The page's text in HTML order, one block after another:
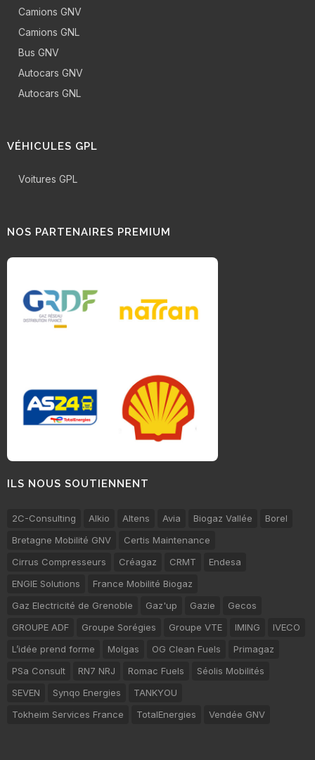
Camions GNV
Camions GNL
Bus GNV
Autocars GNV
Autocars GNL
VÉHICULES GPL
Voitures GPL
NOS PARTENAIRES PREMIUM
ILS NOUS SOUTIENNENT
2C-Consulting Alkio Altens Avia Biogaz Vallée
Borel
Bretagne Mobilité GNV
Certis Maintenance
Cirrus Compresseurs
Créagaz CRMT
Endesa
ENGIE Solutions
France Mobilité Biogaz
Gaz Electricité de Grenoble
Gaz'up Gazie
Gecos
GROUPE ADF
Groupe Sorégies Groupe VTE IMING
IVECO
L’idée prend forme
Molgas OG Clean Fuels
Primagaz
PSa Consult
RN7 NRJ Romac Fuels
Séolis Mobilités
SEVEN
Synqo Energies
TANKYOU
Tokheim Services France
TotalEnergies Vendée GNV